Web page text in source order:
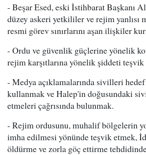
- Beşar Esed, eski İstihbarat Başkanı
düzey askeri yetkililer ve rejim
resmi görev sınırlarını aşan ilişkiler
- Ordu ve güvenlik güçlerine yönelik
rejim karşıtlarına yönelik şiddeti teşvik
- Medya açıklamalarında sivilleri
kullanmak ve Halep'in doğusundaki
etmeleri çağrısında bulunmak.
- Rejim ordusunu, muhalif bölgelerin
imha edilmesi yönünde teşvik etmek,
öldürme ve zorla göç ettirme